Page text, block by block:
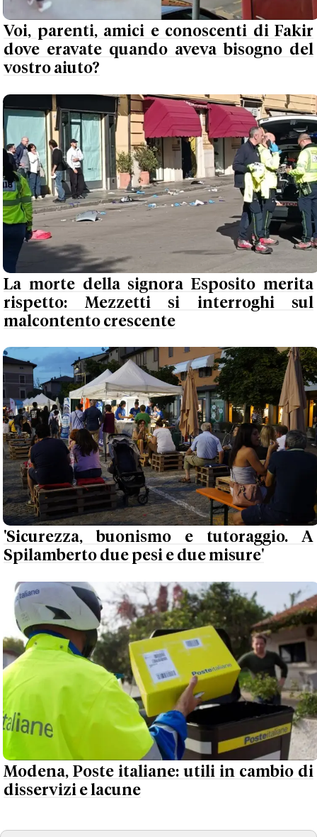
Voi, parenti, amici e conoscenti di Fakir
dove eravate quando aveva bisogno del
vostro aiuto?
La morte della signora Esposito merita
rispetto: Mezzetti si interroghi sul
malcontento crescente
'Sicurezza, buonismo e tutoraggio. A
Spilamberto due pesi e due misure'
Modena, Poste italiane: utili in cambio di
disservizi e lacune